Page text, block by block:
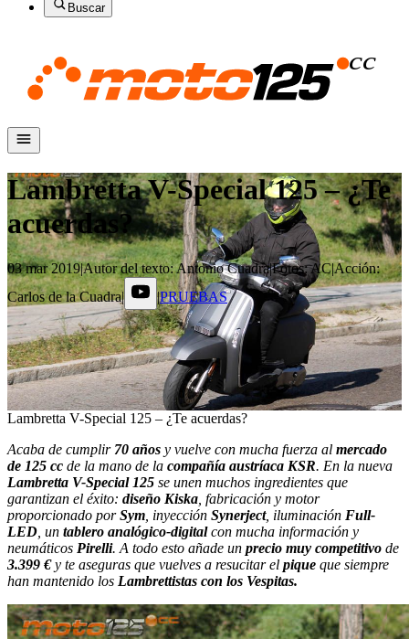
Buscar
Lambretta V-Special 125 – ¿Te
acuerdas?
03 mar 2019|Autor del texto:Antonio Cuadra|Fotos:AC|Acción:
Carlos de la Cuadra| |PRUEBAS
Lambretta V-Special 125 – ¿Te acuerdas?
Acaba de cumplir 70 años y vuelve con mucha fuerza al mercado
de 125 cc de la mano de la compañía austríaca KSR. En la nueva
Lambretta V-Special 125 se unen muchos ingredientes que
garantizan el éxito: diseño Kiska, fabricación y motor
proporcionado porSym, inyección Synerject, iluminación Full-
LED, un tablero analógico-digitalcon mucha información y
neumáticos Pirelli. A todo esto añade un precio muy competitivo de
3.399 €y te aseguras que vuelves a resucitar el pique que siempre
han mantenido los Lambrettistas con los Vespitas.